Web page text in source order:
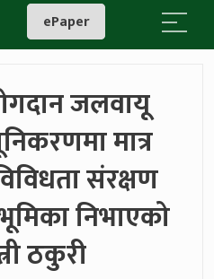
ePaper
जलवायू
मात्र
संरक्षण
निभाएको
ठकुरी